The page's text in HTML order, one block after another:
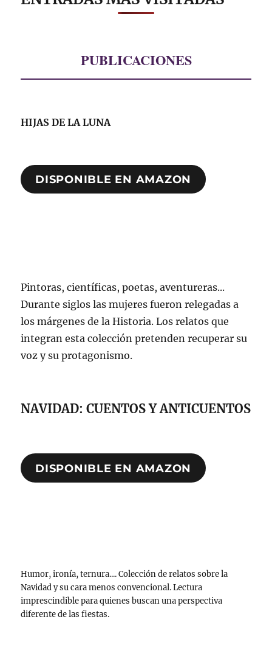
PUBLICACIONES
HIJAS DE LA LUNA
DISPONIBLE EN AMAZON
Pintoras, científicas, poetas, aventureras...
Durante siglos las mujeres fueron relegadas a
los márgenes de la Historia. Los relatos que
integran esta colección pretenden recuperar su
voz y su protagonismo.
NAVIDAD: CUENTOS Y ANTICUENTOS
DISPONIBLE EN AMAZON
Humor, ironía, ternura.... Colección de relatos sobre la
Navidad y su cara menos convencional. Lectura
imprescindible para quienes buscan una perspectiva
diferente de las fiestas.